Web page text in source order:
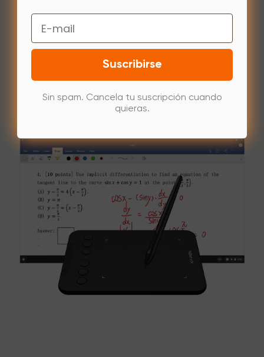
Email
Suscribirse
Sin spam. Cancela tu suscripción cuando
quieras.